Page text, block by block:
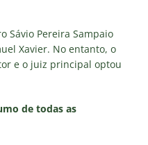
Sávio Pereira Sampaio
Xavier. No entanto, o
e o juiz principal optou
de todas as